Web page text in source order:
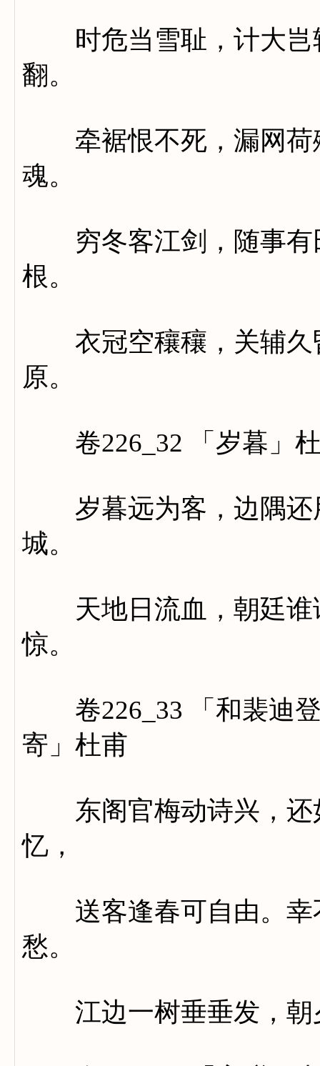
时危当雪耻，计大岂
翻。
牵裾恨不死，漏网荷
魂。
穷冬客江剑，随事有
根。
衣冠空穰穰，关辅久
原。
卷226_32 「岁暮」
岁暮远为客，边隅还
城。
天地日流血，朝廷谁
惊。
卷226_33 「和裴迪登
寄」杜甫
东阁官梅动诗兴，还
忆，
送客逢春可自由。幸
愁。
江边一树垂垂发，朝